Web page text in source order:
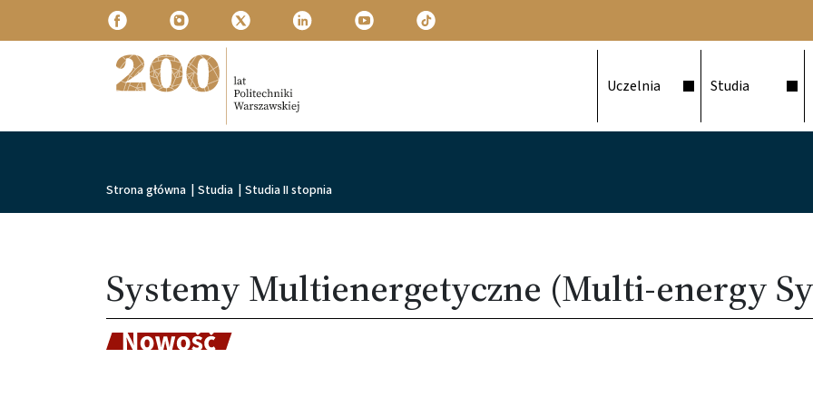
Przejdź do treści
Uczelnia Studia
Ścieżka nawigacyjna
Strona główna Studia Studia II stopnia
Systemy Multienergetyczne (Multi-energy